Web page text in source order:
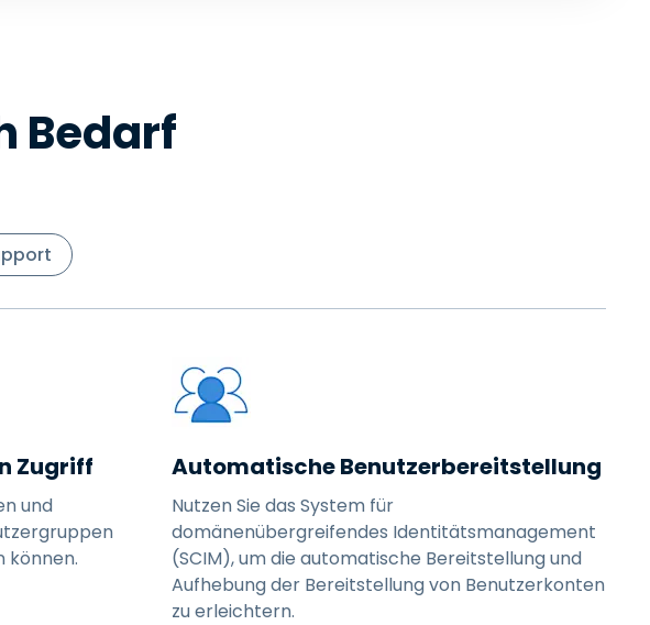
Bedarf
Zugriff
und
können.
Automatische Benutzerbereitstellung
Nutzen Sie das System für
domänenübergreifendes Identitätsmanagement
(SCIM), um die automatische Bereitstellung und
Aufhebung der Bereitstellung von Benutzerkonten
zu erleichtern.